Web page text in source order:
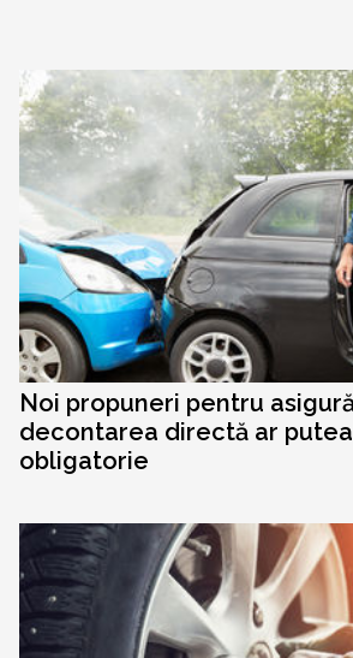
Noi propuneri pentru
decontarea directă ar
obligatorie